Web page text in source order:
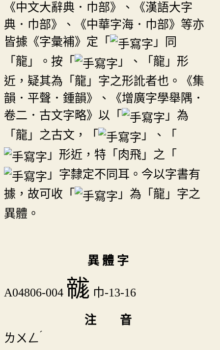
《中文大辭典．巾部》、《漢語大字
典．巾部》、《中華字海．巾部》等亦
皆據《字彙補》定「
」同
「龍」。按「
」、「龍」形
近，疑其為「龍」字之形訛者也。《集
韻．平聲．鍾韻》、《增廣字學舉隅．
卷二．古文字略》以「
」為
「龍」之古文，「
」、「
」形近，特「肉飛」之「
」字隸定不同耳。今以字書有
據，故可收「
」為「龍」字之
異體。
異 體 字
A04806-004 𢅛 巾-13-16
注 音
ㄌㄨㄥˊ